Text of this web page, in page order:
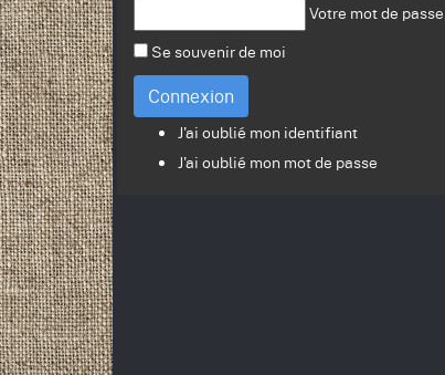
Votre mot de passe
Se souvenir de moi
Connexion
J'ai oublié mon identifiant
J'ai oublié mon mot de passe